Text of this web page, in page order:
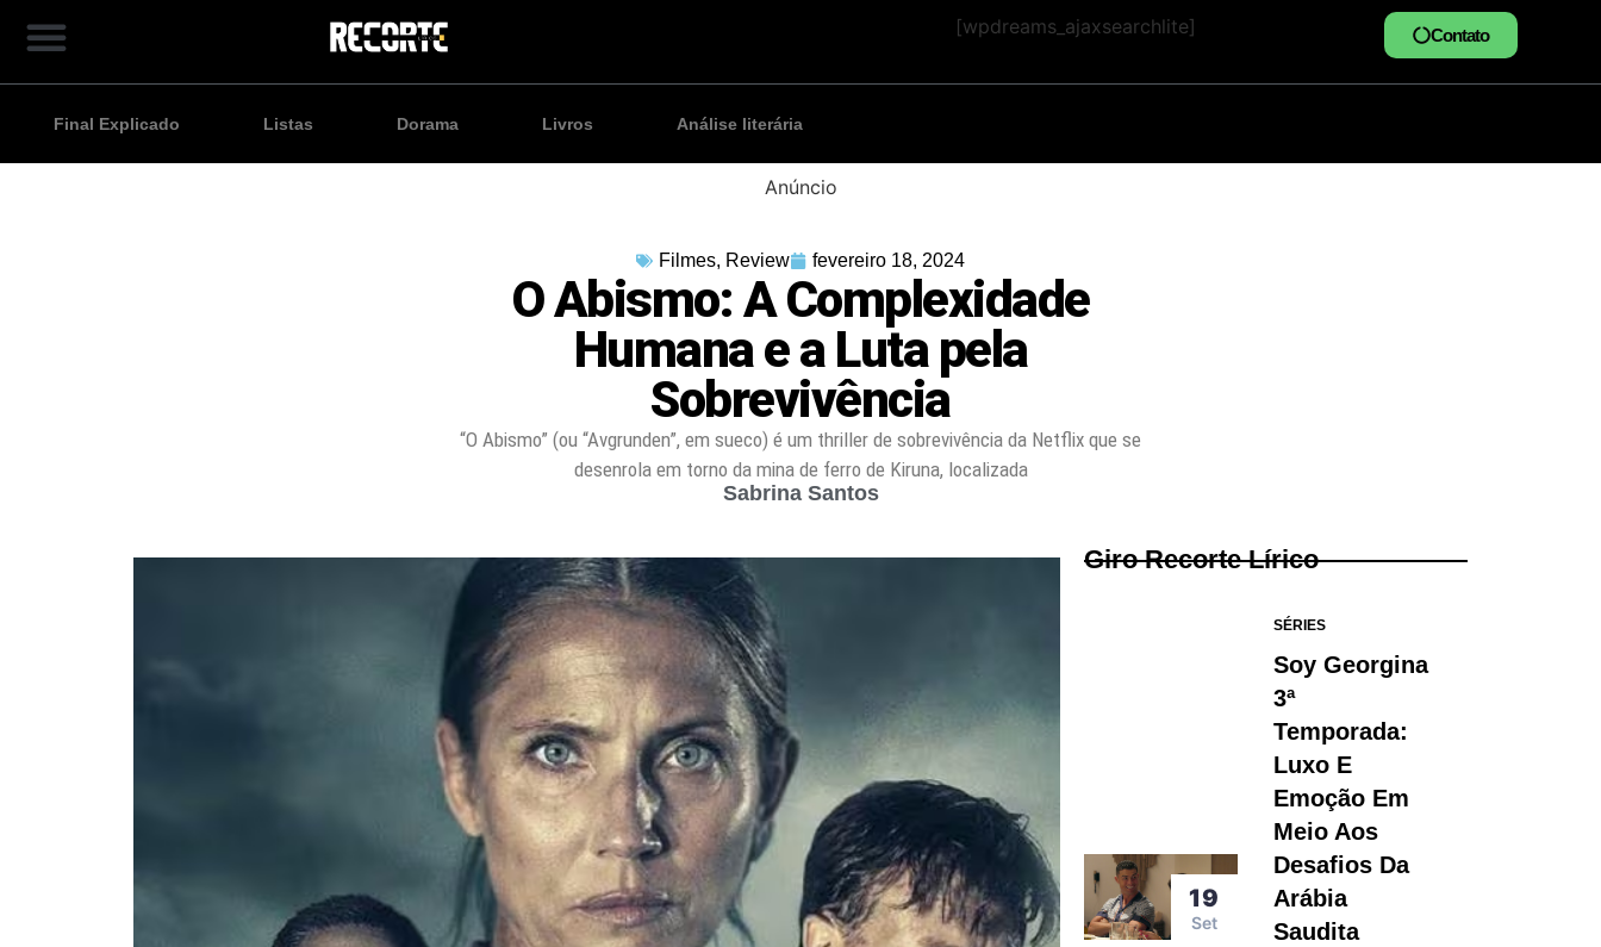
[wpdreams_ajaxsearchlite] Contato
Final Explicado Listas Dorama Livros Análise literária
Anúncio
Filmes, Review fevereiro 18, 2024
O Abismo: A Complexidade
Humana e a Luta pela
Sobrevivência
“O Abismo” (ou “Avgrunden”, em sueco) é um thriller de sobrevivência da Netflix que se
desenrola em torno da mina de ferro de Kiruna, localizada
Sabrina Santos
Giro Recorte Lírico
19
Set
SÉRIES
Soy Georgina
3ª
Temporada:
Luxo E
Emoção Em
Meio Aos
Desafios Da
Arábia
Saudita